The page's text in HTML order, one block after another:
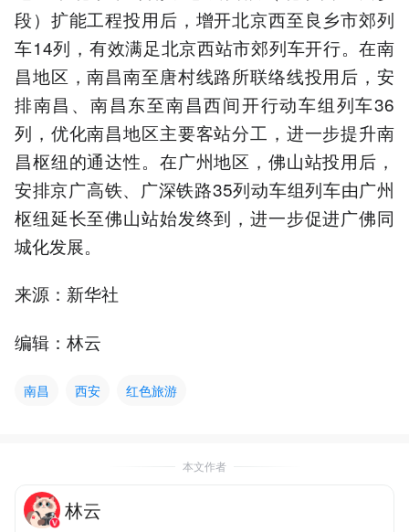
段）扩能工程投用后，增开北京西至良乡市郊列
车14列，有效满足北京西站市郊列车开行。在南
昌地区，南昌南至唐村线路所联络线投用后，安
排南昌、南昌东至南昌西间开行动车组列车36
列，优化南昌地区主要客站分工，进一步提升南
昌枢纽的通达性。在广州地区，佛山站投用后，
安排京广高铁、广深铁路35列动车组列车由广州
枢纽延长至佛山站始发终到，进一步促进广佛同
城化发展。
来源：新华社
编辑：林云
南昌 西安 红色旅游
本文作者
林云